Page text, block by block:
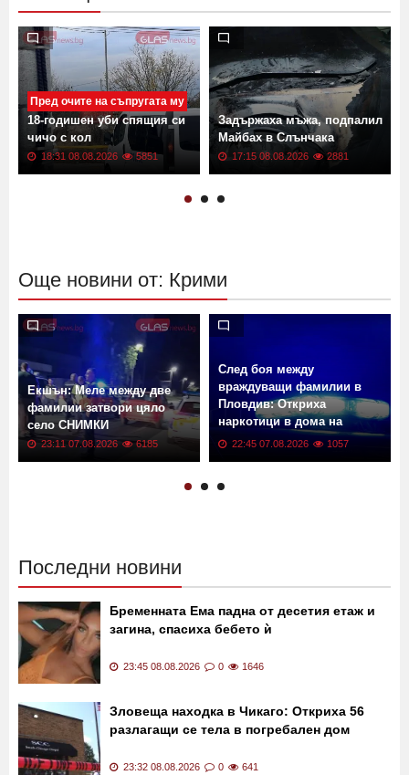
Пред очите на съпругата му
18-годишен уби спящия си
чичо с кол
18:31 08.08.2026 5851
Задържаха мъжа, подпалил
Майбах в Слънчака
17:15 08.08.2026 2881
Още новини от: Крими
Екшън: Меле между две
фамилии затвори цяло
село СНИМКИ
23:11 07.08.2026 6185
След боя между
враждуващи фамилии в
Пловдив: Откриха
наркотици в дома на
единия от основните
22:45 07.08.2026 1057
Последни новини
Бременната Ема падна от десетия етаж и
загина, спасиха бебето ѝ
23:45 08.08.2026 0 1646
Зловеща находка в Чикаго: Откриха 56
разлагащи се тела в погребален дом
23:32 08.08.2026 0 641